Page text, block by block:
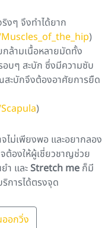
งๆ จึงทำได้ยาก
)
ล้ามเนื้อหลายมัดทั้ง
บๆ สะบัก ซึ่งมีความซับ
ะบักจึงต้องอาศัยการยืด
)
ไม่เพียงพอ และอยากลอง
ต้องให้ผู้เชี่ยวชาญช่วย
ำ และStretch me ก็มี
การได้ตรงจุด
ออกวิ่ง